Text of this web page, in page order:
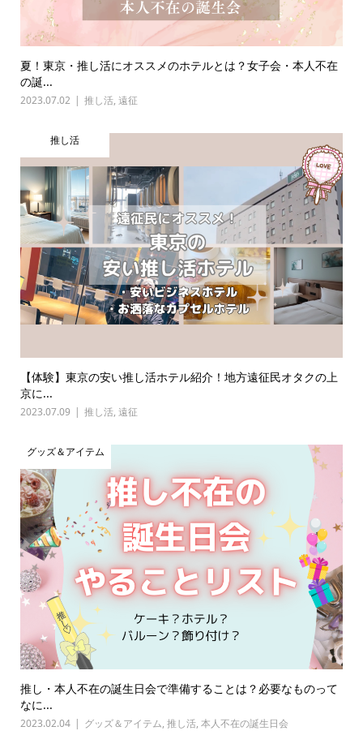
夏！東京・推し活にオススメのホテルとは？女子会・本人不在
の誕...
2023.07.02 推し活, 遠征
推し活
【体験】東京の安い推し活ホテル紹介！地方遠征民オタクの上
京に...
2023.07.09 推し活, 遠征
グッズ＆アイテム
推し・本人不在の誕生日会で準備することは？必要なものって
なに...
2023.02.04 グッズ＆アイテム, 推し活, 本人不在の誕生日会